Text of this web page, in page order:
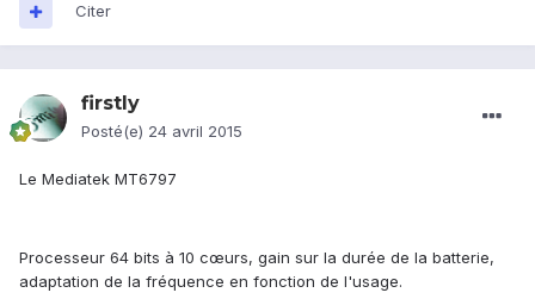
Citer
firstly
Posté(e) 24 avril 2015
Le Mediatek MT6797
Processeur 64 bits à 10 cœurs, gain sur la durée de la batterie,
adaptation de la fréquence en fonction de l'usage.